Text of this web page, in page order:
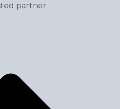
partner